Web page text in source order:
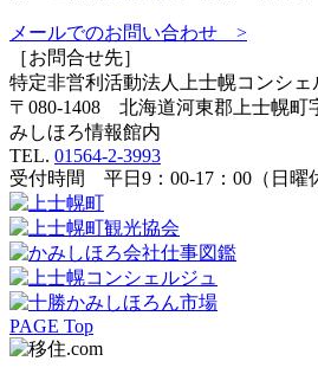
メールでのお問い合わせ >
［お問合せ先］
特定非営利活動法人
上士幌コンシェ
〒080-1408 北海道河東郡上士幌
みしほろ情報館内
TEL. 01564-2-3993
受付時間 平日9：00-17：00（日曜
PAGE Top